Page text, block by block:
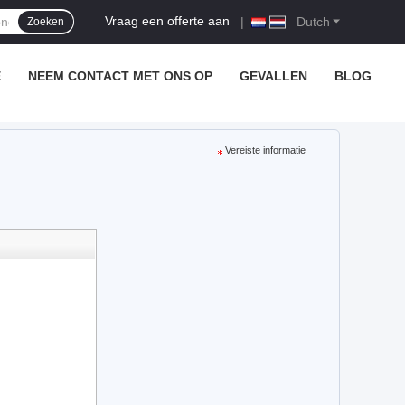
Dutch
Vraag een offerte aan |
Zoeken
NEEM CONTACT MET ONS OP GEVALLEN BLOG
Vereiste informatie